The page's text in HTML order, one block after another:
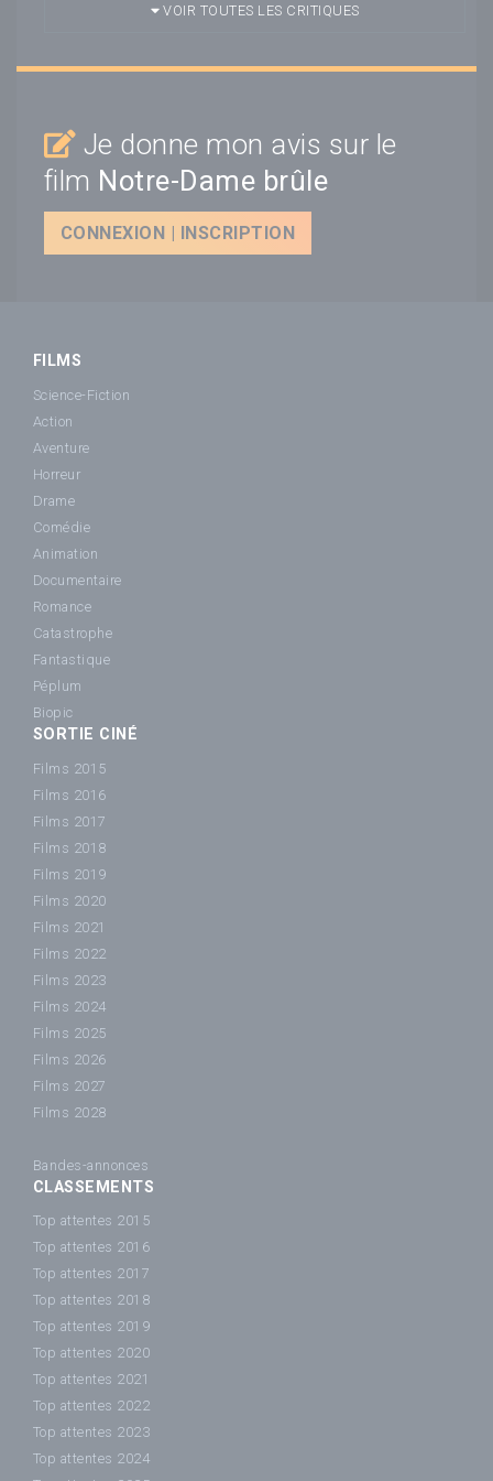
VOIR TOUTES LES CRITIQUES
Je donne mon avis sur le
film Notre-Dame brûle
CONNEXION | INSCRIPTION
FILMS
Science-Fiction
Action
Aventure
Horreur
Drame
Comédie
Animation
Documentaire
Romance
Catastrophe
Fantastique
Péplum
Biopic
SORTIE CINÉ
Films 2015
Films 2016
Films 2017
Films 2018
Films 2019
Films 2020
Films 2021
Films 2022
Films 2023
Films 2024
Films 2025
Films 2026
Films 2027
Films 2028
Bandes-annonces
CLASSEMENTS
Top attentes 2015
Top attentes 2016
Top attentes 2017
Top attentes 2018
Top attentes 2019
Top attentes 2020
Top attentes 2021
Top attentes 2022
Top attentes 2023
Top attentes 2024